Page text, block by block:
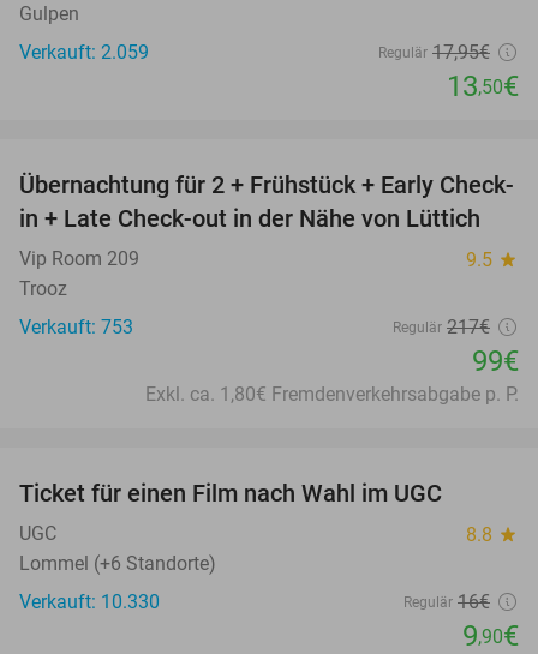
Gulpen
Verkauft: 2.059
Regulär 17,95€
13,50€
54%
Übernachtung für 2 + Frühstück + Early Check-
in + Late Check-out in der Nähe von Lüttich
Vip Room 209 9.5 star
Trooz
Verkauft: 753
Regulär 217€
99€
Exkl. ca. 1,80€ Fremdenverkehrsabgabe p. P.
Ticket für einen Film nach Wahl im UGC
UGC 8.8 star
Lommel (+6 Standorte)
Verkauft: 10.330
Regulär 16€
9,90€